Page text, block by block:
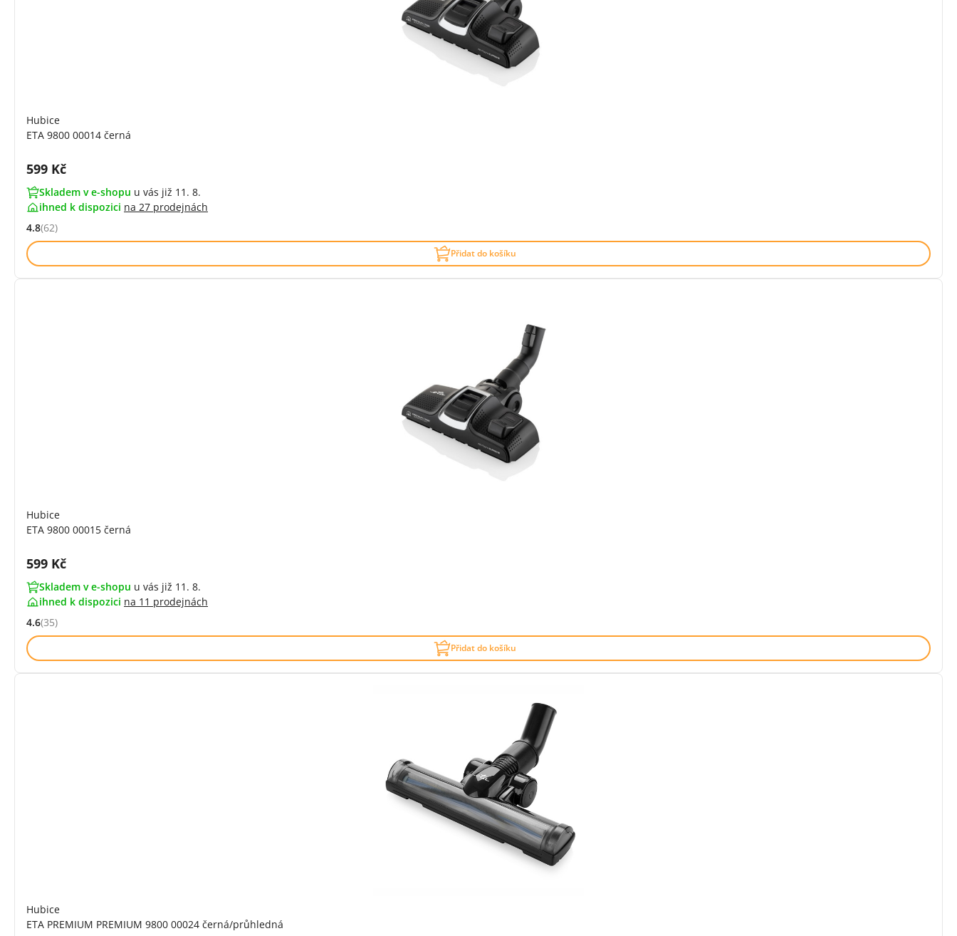
Hubice
ETA 9800 00014 černá
Cena s DPH:
599 Kč
Skladem v e-shopu u vás již 11. 8.
ihned k dispozici na 27 prodejnách
Hodnocení: 4.8 z 5 (62 recenzí)
4.8(62)
Přidat do košíku
Hubice
ETA 9800 00015 černá
Cena s DPH:
599 Kč
Skladem v e-shopu u vás již 11. 8.
ihned k dispozici na 11 prodejnách
Hodnocení: 4.6 z 5 (35 recenzí)
4.6(35)
Přidat do košíku
Hubice
ETA PREMIUM PREMIUM 9800 00024 černá/průhledná